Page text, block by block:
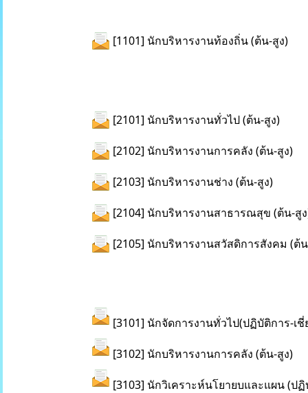
[1101] นักบริหารงานท้องถิ่น (ต้น-สูง)
[2101] นักบริหารงานทั่วไป (ต้น-สูง)
[2102] นักบริหารงานการคลัง (ต้น-สูง)
[2103] นักบริหารงานช่าง (ต้น-สูง)
[2104] นักบริหารงานสาธารณสุข (ต้น-สู
[2105] นักบริหารงานสวัสดิการสังคม (ต้
[3101] นักจัดการงานทั่วไป(ปฏิบัติการ-เ
[3102] นักบริหารงานการคลัง (ต้น-สูง)
[3103] นักวิเคราะห์นโยายบและแผน (ป